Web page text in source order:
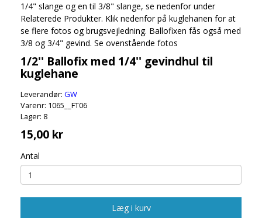
1/4" slange og en til 3/8" slange, se nedenfor under
Relaterede Produkter. Klik nedenfor på kuglehanen for at
se flere fotos og brugsvejledning. Ballofixen fås også med
3/8 og 3/4" gevind. Se ovenstående fotos
1/2'' Ballofix med 1/4'' gevindhul til
kuglehane
Leverandør: GW
Varenr: 1065__FT06
Lager: 8
15,00 kr
Antal
Læg i kurv